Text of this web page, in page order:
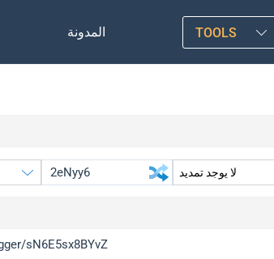
المدونة TOOLS
sN6E5sx8BYvZ